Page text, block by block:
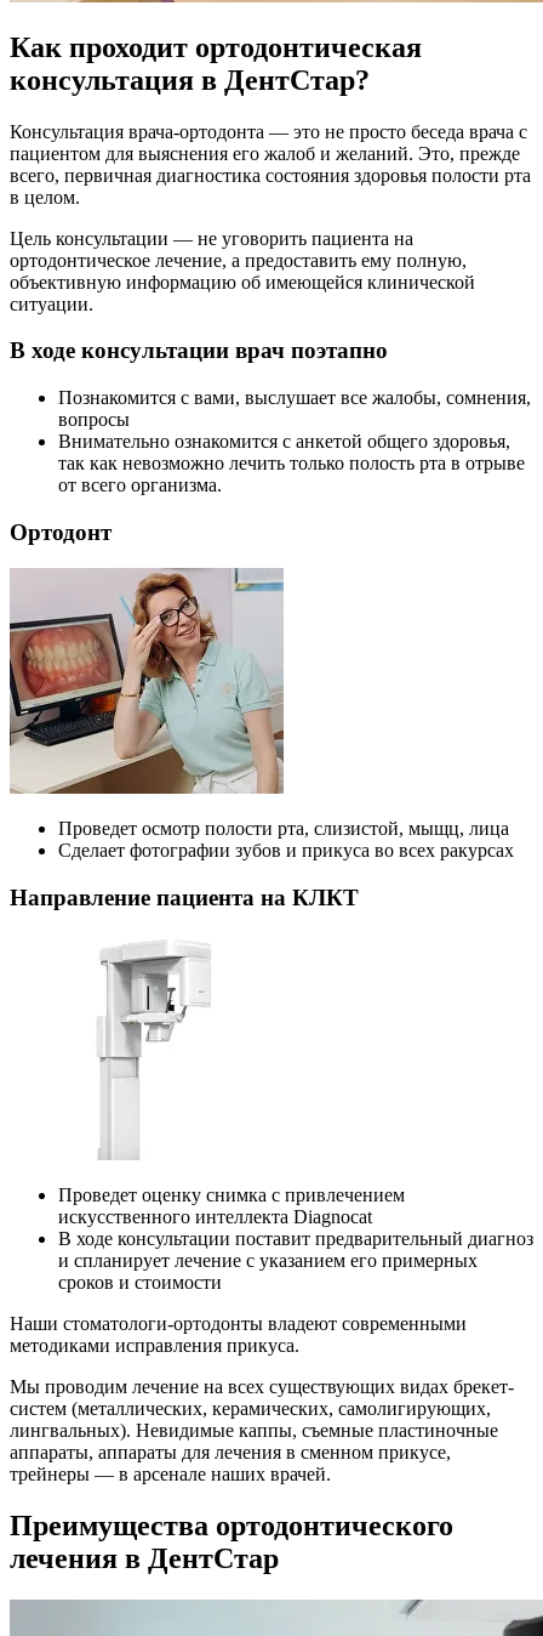
Как проходит ортодонтическая
консультация в ДентСтар?
Консультация врача-ортодонта — это не просто беседа врача с
пациентом для выяснения его жалоб и желаний. Это, прежде
всего, первичная диагностика состояния здоровья полости рта
в целом.
Цель консультации — не уговорить пациента на
ортодонтическое лечение, а предоставить ему полную,
объективную информацию об имеющейся клинической
ситуации.
В ходе консультации врач поэтапно
Познакомится с вами, выслушает все жалобы, сомнения,
вопросы
Внимательно ознакомится с анкетой общего здоровья,
так как невозможно лечить только полость рта в отрыве
от всего организма.
Ортодонт
Проведет осмотр полости рта, слизистой, мыщц, лица
Сделает фотографии зубов и прикуса во всех ракурсах
Направление пациента на КЛКТ
Проведет оценку снимка с привлечением
искусственного интеллекта Diagnocat
В ходе консультации поставит предварительный диагноз
и спланирует лечение с указанием его примерных
сроков и стоимости
Наши стоматологи-ортодонты владеют современными
методиками исправления прикуса.
Мы проводим лечение на всех существующих видах брекет-
систем (металлических, керамических, самолигирующих,
лингвальных). Невидимые каппы, съемные пластиночные
аппараты, аппараты для лечения в сменном прикусе,
трейнеры — в арсенале наших врачей.
Преимущества ортодонтического
лечения в ДентСтар